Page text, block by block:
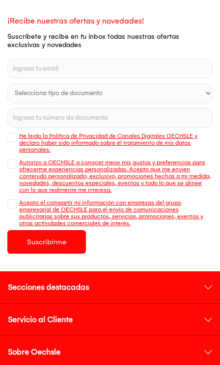
¡Recibe nuestras ofertas y novedades!
Suscríbete y recibe en tu inbox todas nuestras ofertas
exclusivas y novedades
He leído la Política de Privacidad de Canales Digitales OECHSLE y
declaro haber sido informado sobre el tratamiento de mis datos
personales.
Autorizo a OECHSLE a conocer mejor mis gustos y preferencias para
ofrecerme experiencias personalizadas. Acepto que me envien
contenido personalizado, exclusivo, promociones hechas a mi medida,
novedades, descuentos especiales, eventos y todo lo que se alinee
con lo que realmente me interesa.
Acepto el compartir mi información con empresas del grupo
empresarial de OECHSLE para el envío de comunicaciones
publicitarias sobre sus productos, servicios, promociones, eventos y
otras actividades comerciales de interés.
Suscribirme
Secciones destacadas
Servicio al Cliente
Sobre Oechsle